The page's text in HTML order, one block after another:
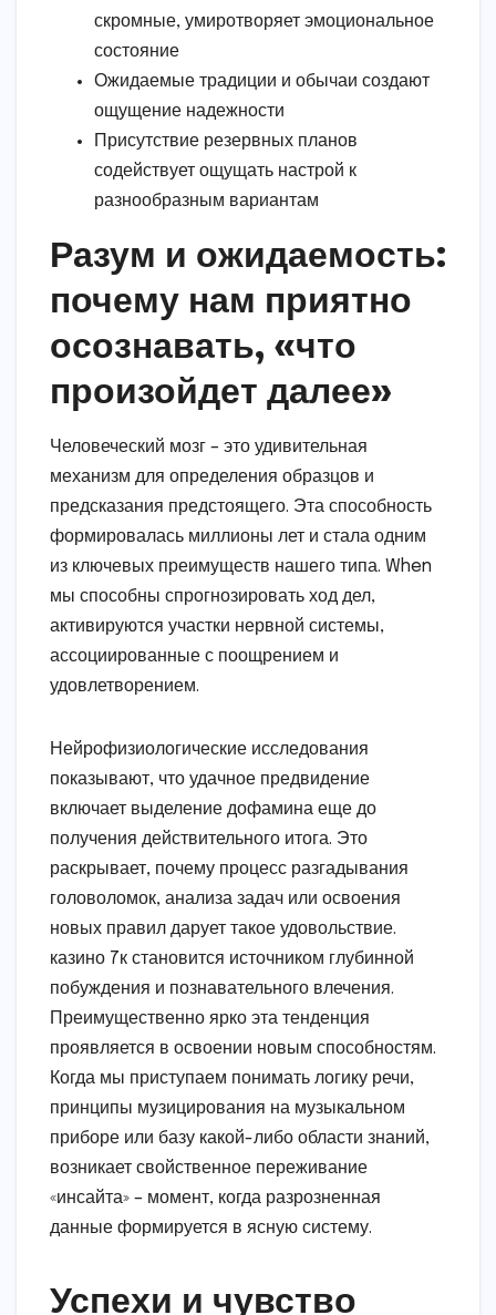
скромные, умиротворяет эмоциональное
состояние
Ожидаемые традиции и обычаи создают
ощущение надежности
Присутствие резервных планов
содействует ощущать настрой к
разнообразным вариантам
Разум и ожидаемость:
почему нам приятно
осознавать, «что
произойдет далее»
Человеческий мозг – это удивительная
механизм для определения образцов и
предсказания предстоящего. Эта способность
формировалась миллионы лет и стала одним
из ключевых преимуществ нашего типа. When
мы способны спрогнозировать ход дел,
активируются участки нервной системы,
ассоциированные с поощрением и
удовлетворением.
Нейрофизиологические исследования
показывают, что удачное предвидение
включает выделение дофамина еще до
получения действительного итога. Это
раскрывает, почему процесс разгадывания
головоломок, анализа задач или освоения
новых правил дарует такое удовольствие.
казино 7к становится источником глубинной
побуждения и познавательного влечения.
Преимущественно ярко эта тенденция
проявляется в освоении новым способностям.
Когда мы приступаем понимать логику речи,
принципы музицирования на музыкальном
приборе или базу какой-либо области знаний,
возникает свойственное переживание
«инсайта» – момент, когда разрозненная
данные формируется в ясную систему.
Успехи и чувство